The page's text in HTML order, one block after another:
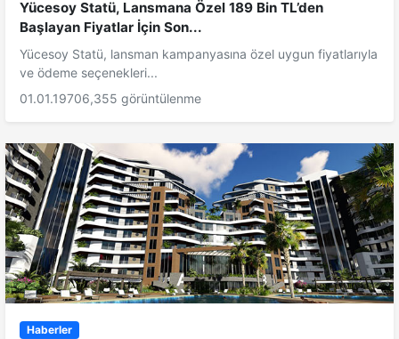
Yücesoy Statü, Lansmana Özel 189 Bin TL’den
Başlayan Fiyatlar İçin Son...
Yücesoy Statü, lansman kampanyasına özel uygun fiyatlarıyla
ve ödeme seçenekleri...
01.01.19706,355 görüntülenme
Haberler